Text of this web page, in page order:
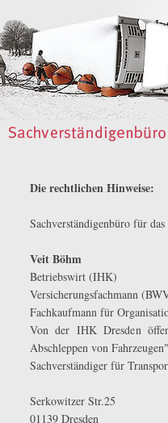
Die rechtlichen Hinweise:
Sachverständigenbüro für
Veit Böhm
Betriebswirt (IHK)
Versicherungsfachmann
Fachkaufmann für
Von der IHK Dresden
Abschleppen von
Sachverständiger für
Serkowitzer Str.25
01139 Dresden